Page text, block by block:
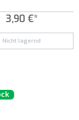
les boutons pour augmenter
3,90 €*
Nicht lagernd